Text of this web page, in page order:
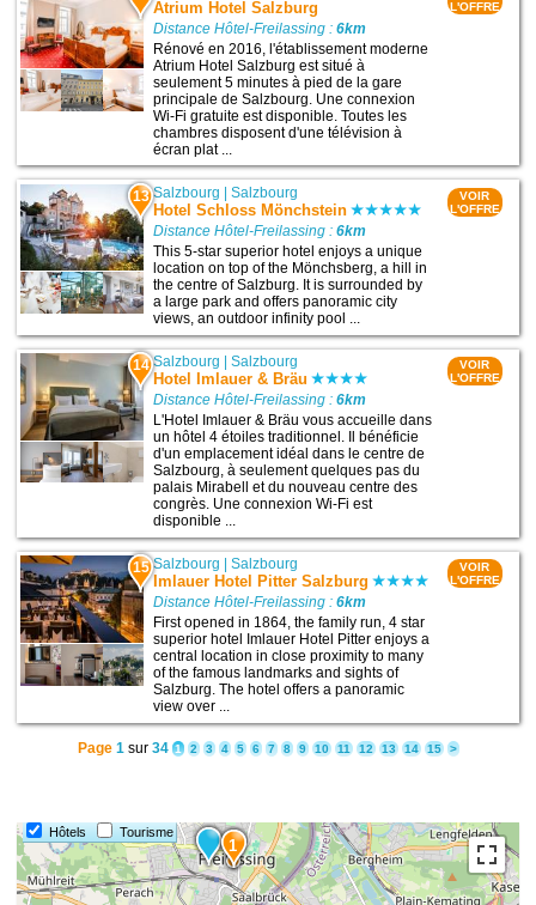
Atrium Hotel Salzburg
Distance Hôtel-Freilassing :6km
Rénové en 2016, l'établissement moderne
Atrium Hotel Salzburg est situé à
seulement 5 minutes à pied de la gare
principale de Salzbourg. Une connexion
Wi-Fi gratuite est disponible. Toutes les
chambres disposent d'une télévision à
écran plat ...
L'OFFRE
13 Salzbourg |Salzbourg
Hotel Schloss Mönchstein
Distance Hôtel-Freilassing :6km
This 5-star superior hotel enjoys a unique
location on top of the Mönchsberg, a hill in
the centre of Salzburg. It is surrounded by
a large park and offers panoramic city
views, an outdoor infinity pool ...
VOIR
L'OFFRE
14 Salzbourg |Salzbourg
Hotel Imlauer & Bräu
Distance Hôtel-Freilassing :6km
L'Hotel Imlauer & Bräu vous accueille dans
un hôtel 4 étoiles traditionnel. Il bénéficie
d'un emplacement idéal dans le centre de
Salzbourg, à seulement quelques pas du
palais Mirabell et du nouveau centre des
congrès. Une connexion Wi-Fi est
disponible ...
VOIR
L'OFFRE
15 Salzbourg |Salzbourg
Imlauer Hotel Pitter Salzburg
Distance Hôtel-Freilassing :6km
First opened in 1864, the family run, 4 star
superior hotel Imlauer Hotel Pitter enjoys a
central location in close proximity to many
of the famous landmarks and sights of
Salzburg. The hotel offers a panoramic
view over ...
VOIR
L'OFFRE
Page 1sur 34 1 2 3 4 5 6 7 8 9 10 11 12 13 14 15 >
Hôtels Tourisme
1